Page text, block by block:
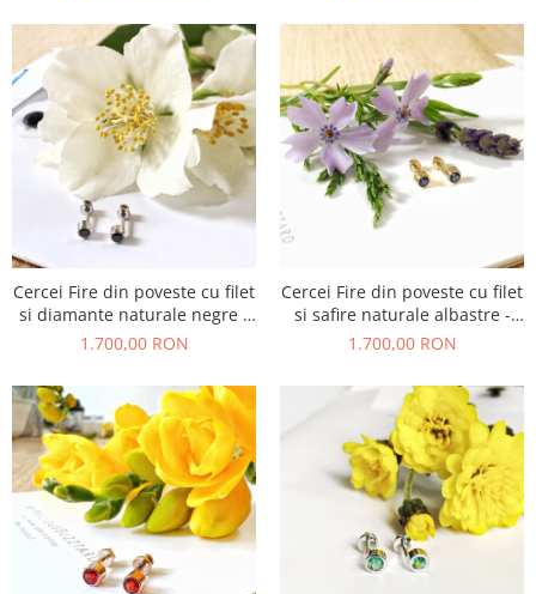
Cercei Fire din poveste cu filet
si diamante naturale negre -
aur 14k
1.700,00 RON
Cercei Fire din poveste cu filet
si safire naturale albastre -
aur 14k
1.700,00 RON